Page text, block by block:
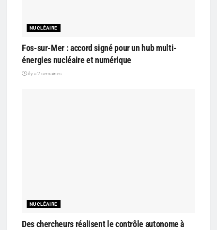
NUCLÉAIRE
Fos-sur-Mer : accord signé pour un hub multi-
énergies nucléaire et numérique
il y a 2 semaines
NUCLÉAIRE
Des chercheurs réalisent le contrôle autonome à